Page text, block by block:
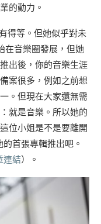
的動力。
得等。但她似乎對未
在音樂圈發展，但她
出後，你的音樂生涯
案很多，例如之前想
。但現在大家還無需
就是音樂。所以她的
位小姐是不是要離開
首張專輯推出吧。
連結）。